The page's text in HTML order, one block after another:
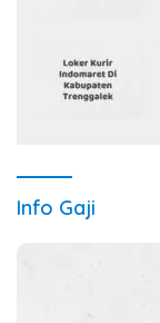
Info Gaji